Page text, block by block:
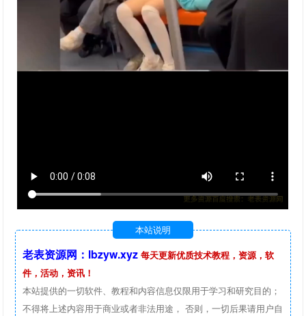
本站说明
老表资源网：lbzyw.xyz 每天更新优质技术教程，资源，软
件，活动，资讯！
本站提供的一切软件、教程和内容信息仅限用于学习和研究目的；
不得将上述内容用于商业或者非法用途， 否则，一切后果请用户自